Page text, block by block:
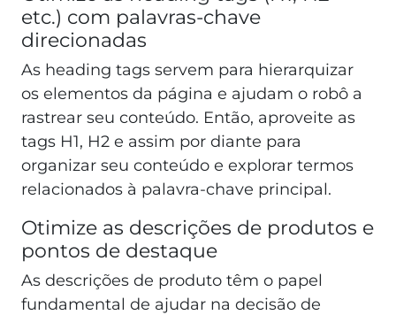
etc.) com palavras-chave
direcionadas
As heading tags servem para hierarquizar
os elementos da página e ajudam o robô a
rastrear seu conteúdo. Então, aproveite as
tags H1, H2 e assim por diante para
organizar seu conteúdo e explorar termos
relacionados à palavra-chave principal.
Otimize as descrições de produtos e
pontos de destaque
As descrições de produto têm o papel
fundamental de ajudar na decisão de